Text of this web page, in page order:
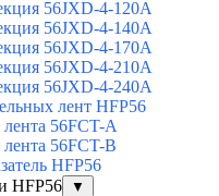
56JXD-4-120A
56JXD-4-140A
56JXD-4-170A
56JXD-4-210A
56JXD-4-240A
лент HFP56
56FCT-A
56FCT-B
HFP56
HFP56
▼